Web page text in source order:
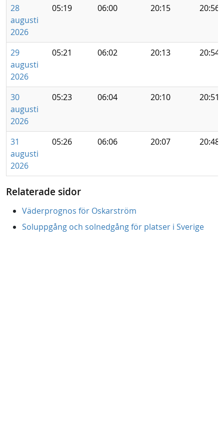
28
augusti
2026
05:19 06:00 20:15 20:56
29
augusti
2026
05:21 06:02 20:13 20:54
30
augusti
2026
05:23 06:04 20:10 20:51
31
augusti
2026
05:26 06:06 20:07 20:48
Relaterade sidor
Väderprognos för Oskarström
Soluppgång och solnedgång för platser i Sverige